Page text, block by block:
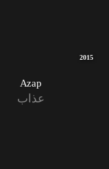
2015
Azap
عذاب